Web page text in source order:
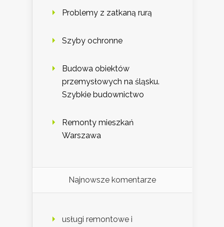
Problemy z zatkaną rurą
Szyby ochronne
Budowa obiektów
przemysłowych na śląsku.
Szybkie budownictwo
Remonty mieszkań
Warszawa
Najnowsze komentarze
usługi remontowe i